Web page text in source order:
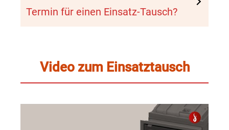
Termin für einen Einsatz-Tausch?
Video zum Einsatztausch